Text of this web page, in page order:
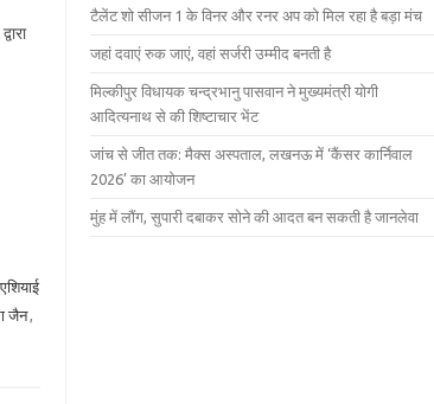
जैन,
टैलेंट शो सीजन 1 के विनर और रनर अप को मिल रहा है बड़ा मंच
जहां दवाएं रुक जाएं, वहां सर्जरी उम्मीद बनती है
मिल्कीपुर विधायक चन्द्रभानु पासवान ने मुख्यमंत्री योगी
आदित्यनाथ से की शिष्टाचार भेंट
जांच से जीत तक: मैक्स अस्पताल, लखनऊ में ‘कैंसर कार्निवाल
2026’ का आयोजन
मुंह में लौंग, सुपारी दबाकर सोने की आदत बन सकती है जानलेवा